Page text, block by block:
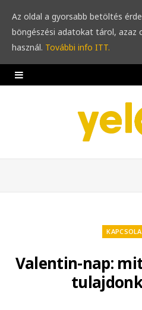
Valentin-nap:
Az oldal a gyorsabb betöltés
böngészési adatokat tárol, azaz
használ. További info ITT.